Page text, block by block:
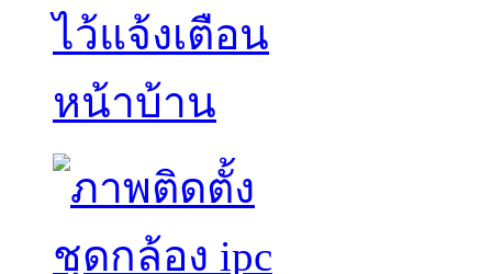
ไว้แจ้งเตือน
หน้าบ้าน